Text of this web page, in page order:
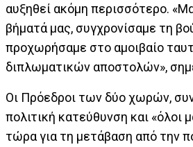
αυξηθεί ακόμη περισσότερο.
βήματά μας, συγχρονίσαμε τη
προχωρήσαμε στο αμοιβαίο
διπλωματικών αποστολών»,
Οι Πρόεδροι των δύο χωρών,
πολιτική κατεύθυνση και «όλοι
τώρα για τη μετάβαση από την